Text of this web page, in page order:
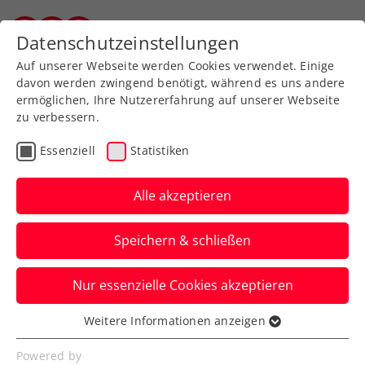
Zurück zur Newsübersicht
Turniere
Erste Bank Open:
Erler/Miedler nach Krimi
vor 2. Wien-Triumph
Österreichs Spitzendoppel steht nach
zwei abgewehrten Matchbällen im Finale
des ATP-500-Turniers.
Verfasst von: Manuel Wachta, 26.10.2024
Datenschutzeinstellungen
Auf unserer Webseite werden Cookies verwendet. Einige
davon werden zwingend benötigt, während es uns andere
ermöglichen, Ihre Nutzererfahrung auf unserer Webseite
zu verbessern.
Essenziell Statistiken
Alle akzeptieren
Speichern & schließen
Nur essenzielle Cookies akzeptieren
Essenziell
Essenzielle Cookies werden für grundlegende
Weitere Informationen anzeigen
Powered by